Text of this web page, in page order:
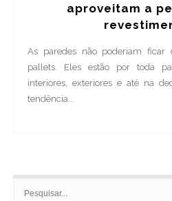
aproveitam a
As paredes não poderiam
pallets. Eles estão por toda
interiores, exteriores e até na
tendência...